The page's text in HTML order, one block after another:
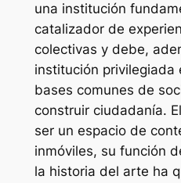
una institución
catalizador de
colectivas y debe,
institución privilegiada
bases comunes de
construir ciudadanía.
ser un espacio de
inmóviles, su función
la historia del arte ha